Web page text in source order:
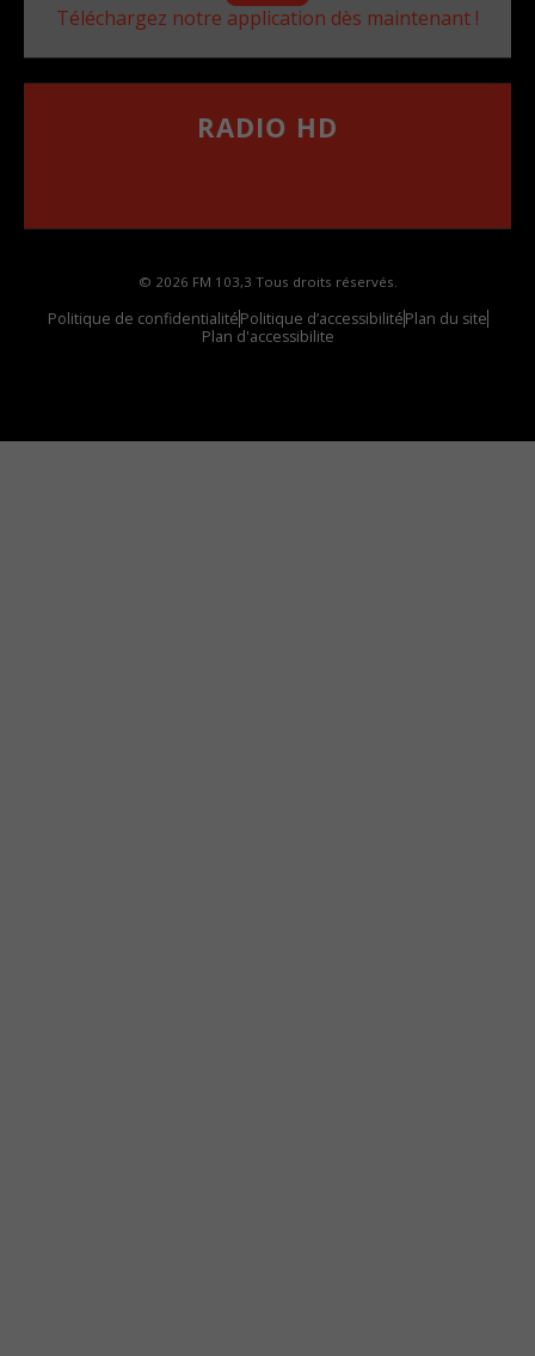
Téléchargez notre application dès maintenant !
RADIO HD
© 2026 FM 103,3 Tous droits réservés.
Politique de confidentialitéPolitique d’accessibilitéPlan du site
Plan d'accessibilite